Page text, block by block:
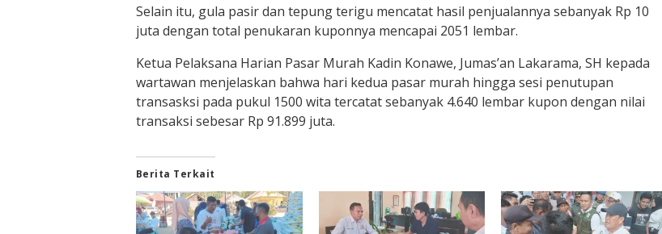
Selain itu, gula pasir dan tepung terigu mencatat hasil penjualannya sebanyak Rp 10
juta dengan total penukaran kuponnya mencapai 2051 lembar.
Ketua Pelaksana Harian Pasar Murah Kadin Konawe, Jumas’an Lakarama, SH kepada
wartawan menjelaskan bahwa hari kedua pasar murah hingga sesi penutupan
transasksi pada pukul 1500 wita tercatat sebanyak 4.640 lembar kupon dengan nilai
transaksi sebesar Rp 91.899 juta.
Berita Terkait